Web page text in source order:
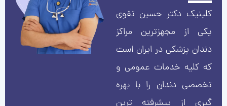
کلینیک دکتر حسین تقوی
یکی از مجهزترین مراکز
دندان پزشکی در ایران است
که کلیه خدمات عمومی و
تخصصی دندان را با بهره
گیری از پیشرفته ترین